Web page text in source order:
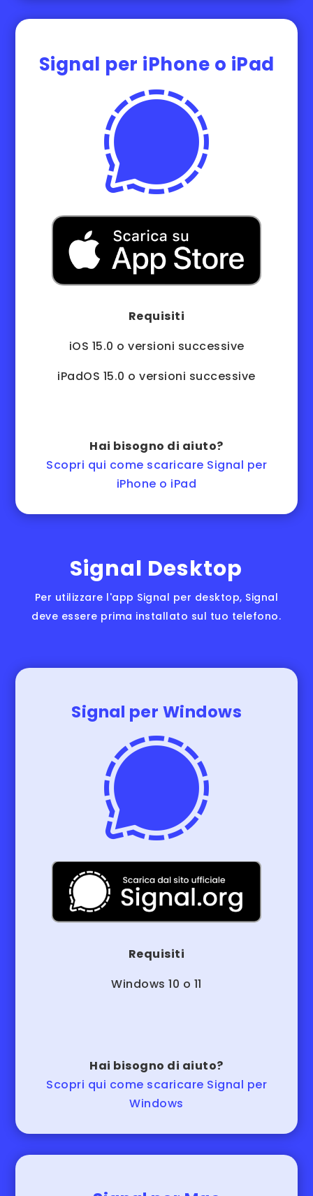
Signal per iPhone o iPad
Requisiti
iOS 15.0 o versioni successive
iPadOS 15.0 o versioni successive
Hai bisogno di aiuto?
Scopri qui come scaricare Signal per
iPhone o iPad
Signal Desktop
Per utilizzare l'app Signal per desktop, Signal
deve essere prima installato sul tuo telefono.
Signal per Windows
Requisiti
Windows 10 o 11
Hai bisogno di aiuto?
Scopri qui come scaricare Signal per
Windows